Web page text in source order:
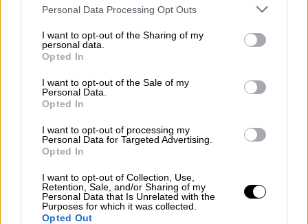
Please note that this website/app uses one or more Google
not limited to your visit or usage behaviour. You may click to
grant or deny consent to Google and its third-party tags to
use your data for below specified purposes in below Google
consent section.
Personal Data Processing Opt Outs
I want to opt-out of the Sharing of my
personal data.
Opted In
I want to opt-out of the Sale of my
Personal Data.
Opted In
I want to opt-out of processing my
Personal Data for Targeted Advertising.
Opted In
I want to opt-out of Collection, Use,
Retention, Sale, and/or Sharing of my
Personal Data that Is Unrelated with the
Purposes for which it was collected.
Opted Out
Σινεμά 02.08.2025 05:00
Ο Στίβεν Νάιτ θα είναι ο σεναριογράφος
της νέας ταινίας Τζέιμς Μποντ σε
σκηνοθεσία Ντενί Βιλνέβ
Ο δημιουργός του «Peaky Blinders» μπαίνει
στον κινηματογραφικό κόσμο του
μεγαλύτερου πράκτορα